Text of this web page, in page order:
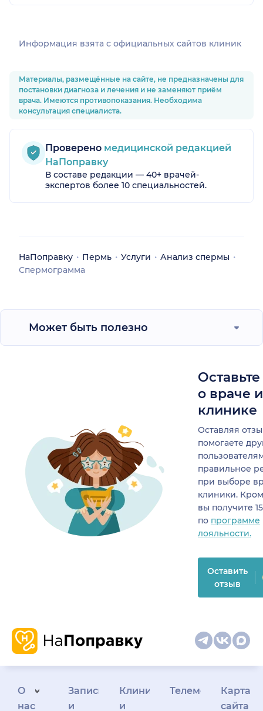
Информация взята c официальных сайтов клиник
Материалы, размещённые на сайте, не предназначены для
постановки диагноза и лечения и не заменяют приём
врача. Имеются противопоказания. Необходима
консультация специалиста.
Проверено медицинской редакцией
НаПоправку
В составе редакции — 40+ врачей-
экспертов более 10 специальностей.
НаПоправку Пермь Услуги
Анализ спермы
Спермограмма
Может быть полезно
о враче
клинике
Оставляя
помогаете
правильное
при выборе
клиники.
вы получите
по программе
лояльности.
Оставить
отзыв
О
нас
Запись
и
Клиникам
и
Телемедицина
Карта
сайта